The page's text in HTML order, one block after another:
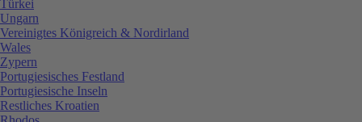
Türkei
Ungarn
Vereinigtes Königreich & Nordirland
Wales
Zypern
Portugiesisches Festland
Portugiesische Inseln
Restliches Kroatien